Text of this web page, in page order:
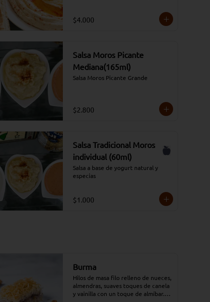
$4.000
Salsa Moros Picante
Mediana(165ml)
Salsa Moros Picante Grande
$2.800
Salsa Tradicional Moros
individual (60ml)
Salsa a base de yogurt natural y
especias
$1.000
Burma
Hilos de masa filo relleno de nueces,
almendras, suaves toques de canela
y vainilla con un toque de almíbar.